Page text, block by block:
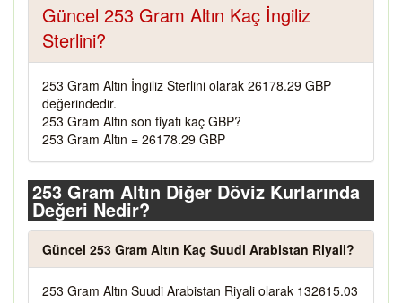
Güncel 253 Gram Altın Kaç İngiliz
Sterlini?
253 Gram Altın İngiliz Sterlini olarak 26178.29 GBP
değerindedir.
253 Gram Altın son fiyatı kaç GBP?
253 Gram Altın = 26178.29 GBP
253 Gram Altın Diğer Döviz Kurlarında
Değeri Nedir?
Güncel 253 Gram Altın Kaç Suudi Arabistan Riyali?
253 Gram Altın Suudi Arabistan Riyali olarak 132615.03